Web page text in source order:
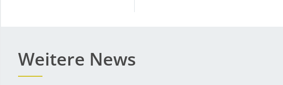
Weitere News